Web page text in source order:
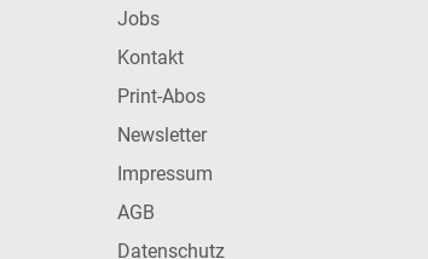
Jobs
Kontakt
Print-Abos
Newsletter
Impressum
AGB
Datenschutz